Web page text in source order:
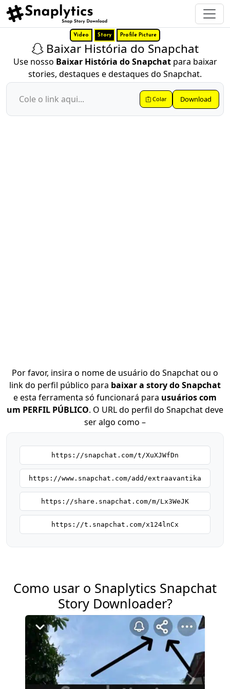
Video Story Profile Picture
Baixar História do Snapchat
Use nosso Baixar História do Snapchatpara baixar
stories, destaques e destaques do Snapchat.
Colar Download
Por favor, insira o nome de usuário do Snapchat ou o
link do perfil público para baixar a story do Snapchat
e esta ferramenta só funcionará para usuários com
um PERFIL PÚBLICO. O URL do perfil do Snapchat deve
ser algo como –
https://snapchat.com/t/XuXJWfDn
https://www.snapchat.com/add/extraavantika
https://share.snapchat.com/m/Lx3WeJK
https://t.snapchat.com/x124lnCx
Como usar o Snaplytics Snapchat
Story Downloader?